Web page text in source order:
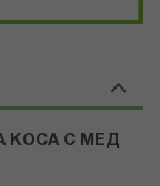
КОСА С МЕД